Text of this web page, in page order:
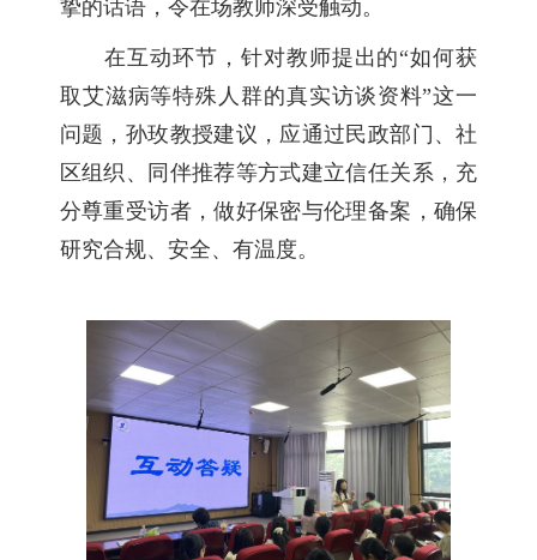
挚的话语，令在场教师深受触动。
在互动环节，针对教师提出的“如何获
取艾滋病等特殊人群的真实访谈资料”这一
问题，孙玫教授建议，应通过民政部门、社
区组织、同伴推荐等方式建立信任关系，充
分尊重受访者，做好保密与伦理备案，确保
研究合规、安全、有温度。